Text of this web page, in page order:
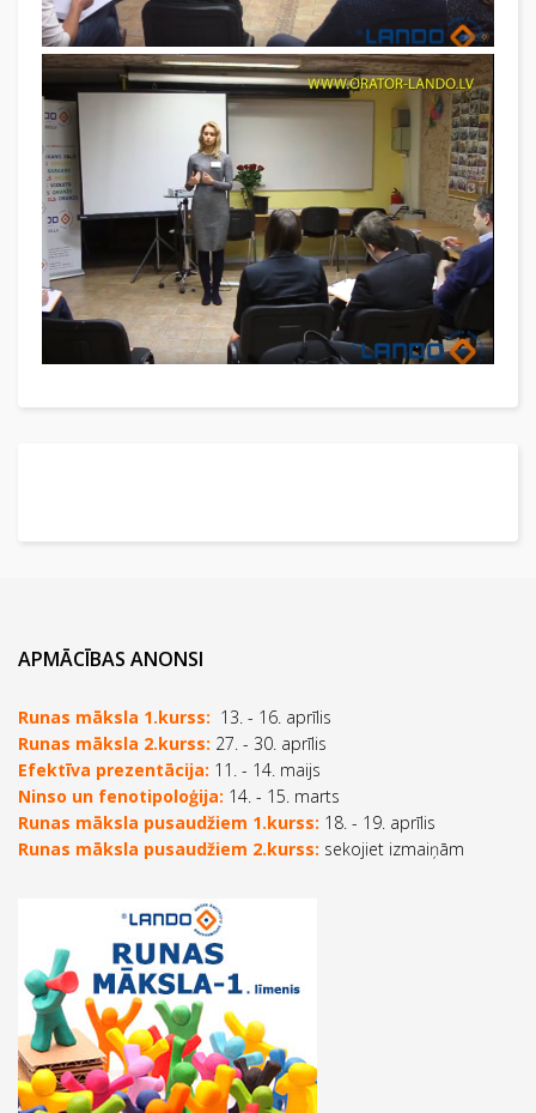
APMĀCĪBAS ANONSI
Runas māksla 1.kurss: 13. - 16. aprīlis
Runas māksla 2.kurss: 27. - 30. aprīlis
Efektīva prezentācija: 11. - 14. maijs
Ninso un fenotipoloģija: 14. - 15. marts
Runas māksla pusaudžiem 1.kurss: 18. - 19. aprīlis
Runas māksla pusaudžiem 2.kurss: sekojiet izmaiņām